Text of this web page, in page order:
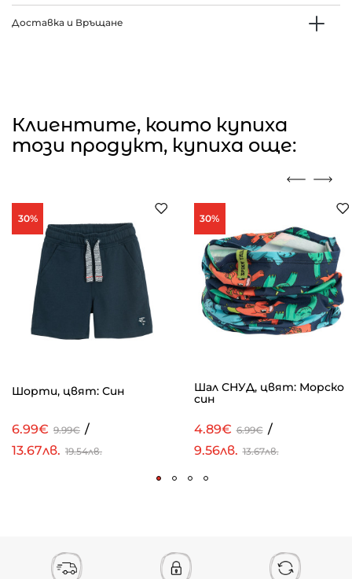
Доставка и Връщане
Клиентите, които купиха
този продукт, купиха още:
30%
Шорти, цвят: Син
6.99€ 9.99€ /
13.67лв. 19.54лв.
30%
Шал СНУД, цвят: Морско
син
4.89€ 6.99€ /
9.56лв. 13.67лв.